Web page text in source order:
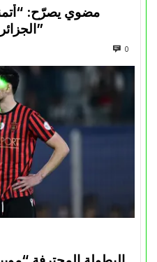
مضوي يصرّح:
الجزائرية في المسابقات القارية”
0